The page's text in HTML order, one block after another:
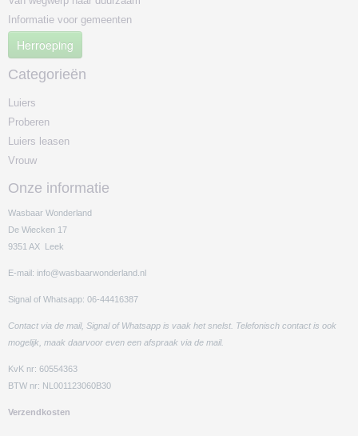
Informatie voor gemeenten
Herroeping
Categorieën
Luiers
Proberen
Luiers leasen
Vrouw
Onze informatie
Wasbaar Wonderland
De Wiecken 17
9351 AX Leek
E-mail: info@wasbaarwonderland.nl
Signal of Whatsapp: 06-44416387
Contact via de mail, Signal of Whatsapp is vaak het snelst. Telefonisch contact is ook
mogelijk, maak daarvoor even een afspraak via de mail.
KvK nr: 60554363
BTW nr: NL001123060B30
Verzendkosten